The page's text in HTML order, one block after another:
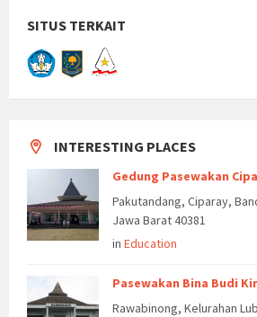
SITUS TERKAIT
INTERESTING PLACES
Gedung Pasewakan
Pakutandang, Ciparay,
Jawa Barat 40381
in Education
Pasewakan Bina Budi
Rawabinong, Kelurahan